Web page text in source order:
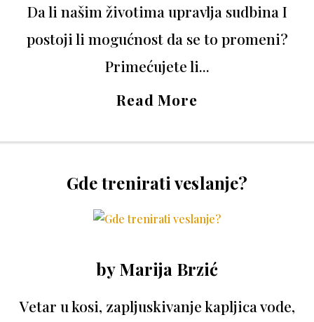
Da li našim životima upravlja sudbina I
postoji li mogućnost da se to promeni?
Primećujete li...
Read More
Gde trenirati veslanje?
byMarija Brzić
Vetar u kosi, zapljuskivanje kapljica vode,